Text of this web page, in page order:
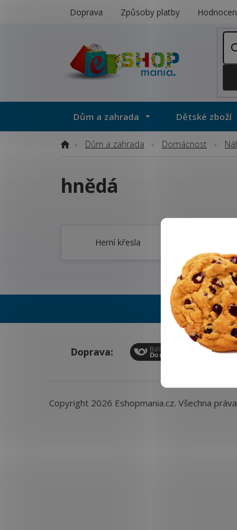
Doprava Způsoby platby
Dům a zahrada Dětské zboží
DomůDům a zahrada Domácnost
hnědá
Herní křesla
Doprava:
Copyright 2026 Eshopmania.cz. Všechna